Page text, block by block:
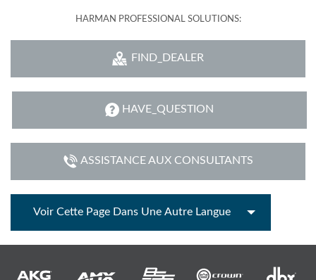
HARMAN PROFESSIONAL SOLUTIONS:
FIND_DEALER
HAVE_QUESTION
ASSISTANCE AUX CONSULTANTS
Voir Cette Page Dans Une Autre Langue